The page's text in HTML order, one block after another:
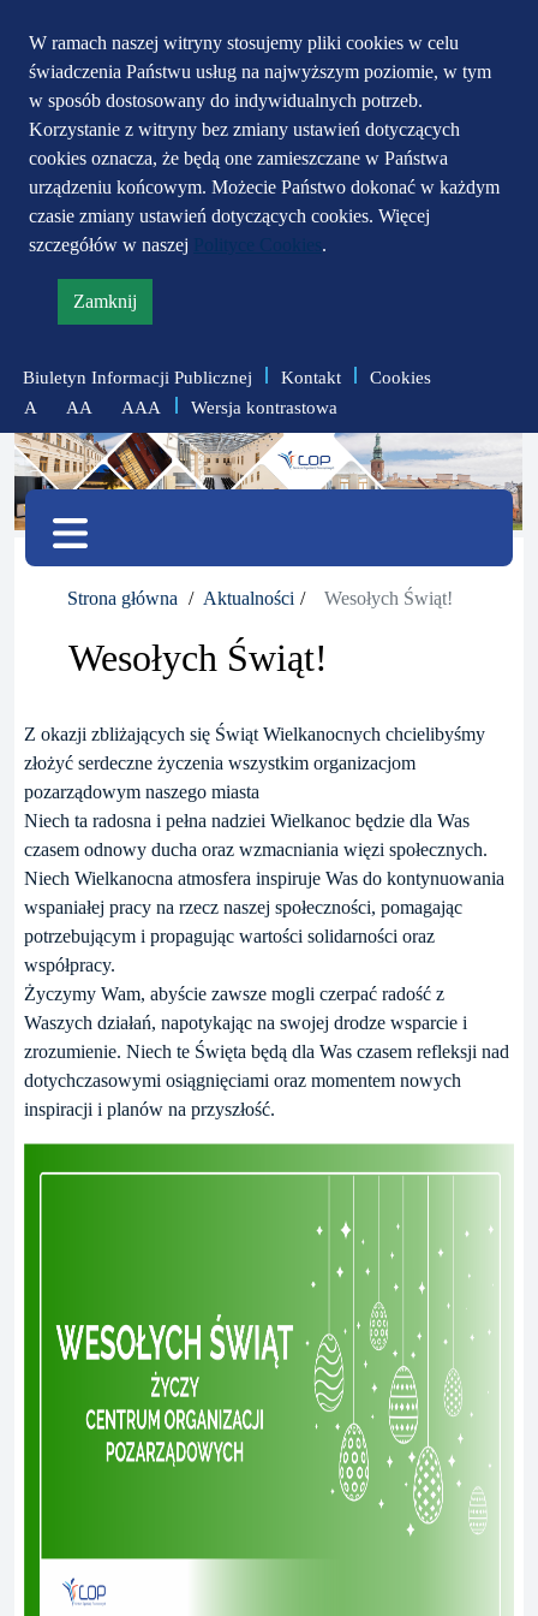
W ramach naszej witryny stosujemy pliki cookies w celu
świadczenia Państwu usług na najwyższym poziomie, w tym
w sposób dostosowany do indywidualnych potrzeb.
Korzystanie z witryny bez zmiany ustawień dotyczących
cookies oznacza, że będą one zamieszczane w Państwa
urządzeniu końcowym. Możecie Państwo dokonać w każdym
czasie zmiany ustawień dotyczących cookies. Więcej
szczegółów w naszej
.
Zamknij
informację
polityce
prywatności
Przejdź do głównego
menu
Przejdź do treści
Przejdź do mapy
serwisu
Biuletyn Informacji Publicznej Kontakt
Cookies
A
zmniejsz
czcionkę
AA
zresetuj
AAA
zwiększ
czcionkę
Wersja kontrastowa
Menu
Strona główna Aktualności Wesołych Świąt!
Wesołych Świąt!
Z okazji zbliżających się Świąt Wielkanocnych chcielibyśmy
złożyć serdeczne życzenia wszystkim organizacjom
pozarządowym naszego miasta
Niech ta radosna i pełna nadziei Wielkanoc będzie dla Was
czasem odnowy ducha oraz wzmacniania więzi społecznych.
Niech Wielkanocna atmosfera inspiruje Was do kontynuowania
wspaniałej pracy na rzecz naszej społeczności, pomagając
potrzebującym i propagując wartości solidarności oraz
współpracy.
Życzymy Wam, abyście zawsze mogli czerpać radość z
Waszych działań, napotykając na swojej drodze wsparcie i
zrozumienie. Niech te Święta będą dla Was czasem refleksji nad
dotychczasowymi osiągnięciami oraz momentem nowych
inspiracji i planów na przyszłość.